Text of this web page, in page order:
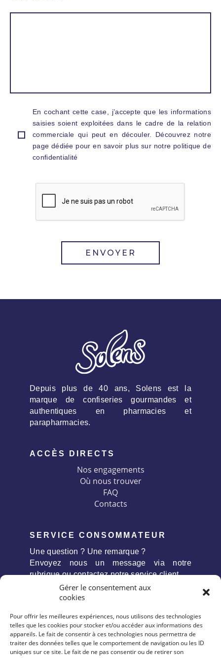
Gérer le consentement aux
cookies
Pour offrir les meilleures expériences, nous utilisons des technologies
telles que les cookies pour stocker et/ou accéder aux informations des
appareils. Le fait de consentir à ces technologies nous permettra de
traiter des données telles que le comportement de navigation ou les ID
uniques sur ce site. Le fait de ne pas consentir ou de retirer son
En cochant cette case, j’accepte que les informations
saisies soient exploitées dans le cadre de la relation
commerciale qui peut en découler. Découvrez notre
page dédiée pour en savoir plus sur notre politique de
confidentialité
Depuis plus de 40 ans, Solens est la
marque de confiseries gourmandes et
authentiques en pharmacies et
parapharmacies.
ACCÈS DIRECTS
Nos engagements
Où nous trouver
FAQ
Contacts
SERVICE CONSOMMATEUR
Une question ? Une remarque ?
Envoyez nous un message via notre
rubrique ou contactez notre service client